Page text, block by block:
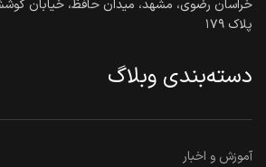
پلاک ۱۷۹
دسته‌بندی وبلاگ
آموزش و اخبار